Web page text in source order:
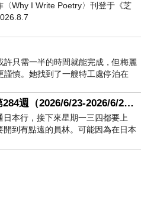
〈Why I Write Poetry〉刊登于《芝
只需一半的時間就能完成，但梅麗
慎。她找到了一艘特工處停泊在
週間農居第284週（2026/6/23-2026/6/24) 夏至 金黃稻浪洋溢豐收喜悅
日本行，接下來星期一三四都要上
開到有點遠的員林。可能因為在日本
一出門上班時，心裡沒有一